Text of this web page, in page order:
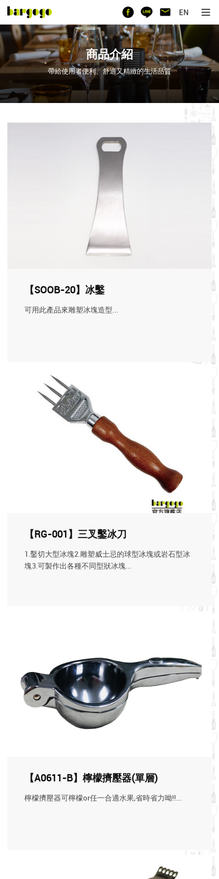
商品介紹
帶給使用者便利、舒適又精緻的生活品質
【SOOB-20】冰鑿
可用此產品來雕塑冰塊造型...
【RG-001】三叉鑿冰刀
1.鑿切大型冰塊2.雕塑威士忌的球型冰塊或岩石型冰
塊3.可製作出各種不同型狀冰塊...
【A0611-B】檸檬擠壓器(單層)
檸檬擠壓器可檸檬or任一合適水果,省時省力呦!!...